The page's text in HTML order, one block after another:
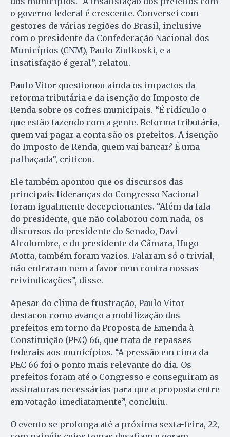
o governo federal é crescente. Conversei com
gestores de várias regiões do Brasil, inclusive
com o presidente da Confederação Nacional dos
Municípios (CNM), Paulo Ziulkoski, e a
insatisfação é geral”, relatou.
Paulo Vitor questionou ainda os impactos da
reforma tributária e da isenção do Imposto de
Renda sobre os cofres municipais. “É ridículo o
que estão fazendo com a gente. Reforma tributária,
quem vai pagar a conta são os prefeitos. A isenção
do Imposto de Renda, quem vai bancar? É uma
palhaçada”, criticou.
Ele também apontou que os discursos das
principais lideranças do Congresso Nacional
foram igualmente decepcionantes. “Além da fala
do presidente, que não colaborou com nada, os
discursos do presidente do Senado, Davi
Alcolumbre, e do presidente da Câmara, Hugo
Motta, também foram vazios. Falaram só o trivial,
não entraram nem a favor nem contra nossas
reivindicações”, disse.
Apesar do clima de frustração, Paulo Vitor
destacou como avanço a mobilização dos
prefeitos em torno da Proposta de Emenda à
Constituição (PEC) 66, que trata de repasses
federais aos municípios. “A pressão em cima da
PEC 66 foi o ponto mais relevante do dia. Os
prefeitos foram até o Congresso e conseguiram as
assinaturas necessárias para que a proposta entre
em votação imediatamente”, concluiu.
O evento se prolonga até a próxima sexta-feira, 22,